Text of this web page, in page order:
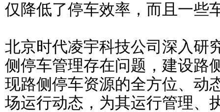
仅降低了停车效率，而且一些
北京时代凌宇科技公司深入研
侧停车管理存在问题，建设路
现路侧停车资源的全方位、动
场运行动态，为其运行管理、